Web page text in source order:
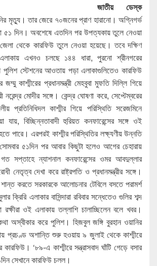
জাতীয় ডেস্ক
মৃত্যু। তার জেরে ৭০জনের প্রাণ হারানো। অগ্নিগর্ভ
৫১ দিন। অবশেষে এতদিন পর উপত্যকায় তুলে নেওয়া
থেকে কারফিউ তুলে নেওয়া হয়েছে। তবে দক্ষিণ
এলাকায় এখনও চলছে ১৪৪ ধারা, পুরনো শ্রীনগরের
পুলিশ স্টেশনের আওতায় পড়া এলাকাগুলিতেও কারফিউ
কাশ্মীরের প্রধানমন্ত্রী মেহবুবা মুফতি দিল্লি গিয়ে
নরেন্দ্র মোদীর সঙ্গে। কেন্দ্র ঘোষণা করে, সেপ্টেম্বরের
প্রতিনিধিদল কাশ্মীর গিয়ে পরিস্থিতি সরেজমিনে
যায়, বিচ্ছিন্নতাবাদী হুরিয়ত কনফারেন্সের সঙ্গে ওই
পারে। এরপরই কাশ্মীর পরিস্থিতির লক্ষ্যণীয় উন্নতি
৫১দিন পর আবার কিছুটা হলেও আগের চেহারায়
সপ্তাহে ন্যাশনাল কনফারেন্সের ওমর আবদুল্লার
নেতৃত্ব দেখা করে রাষ্ট্রপতি ও প্রধানমন্ত্রীর সঙ্গে।
করতে সরকারকে আলোচনার টেবিলে বসতে পরামর্শ
ক্রিরি এলাকার বাসিন্দারা রবিবার সন্ধেতেও গুলির শব্দ
রক্ষীরা ওই এলাকায় তল্লাশি চালাচ্ছিলেন বলে খবর।
অস্বীকার করে পুলিশ। হিজবুল জঙ্গি বুরহান ওয়ানির
প্রচণ্ড অশান্তি শুরু হওয়ায় ৯ জুলাই থেকে কাশ্মীরে
কারফিউ। ‘৮৯-এ কাশ্মীরে সন্ত্রাসবাদ ঘাঁটি গেড়ে বসার
সেখানে কারফিউ চলল।